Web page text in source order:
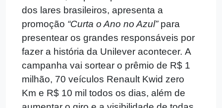
dos lares brasileiros, apresenta a
promoção “Curta o Ano no Azul”para
presentear os grandes responsáveis por
fazer a história da Unilever acontecer. A
campanha vai sortear o prêmio de R$ 1
milhão, 70 veículos Renault Kwid zero
Km e R$ 10 mil todos os dias, além de